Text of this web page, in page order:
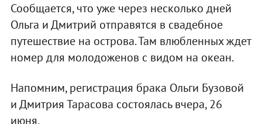
Сообщается, что уже через несколько дней
Ольга и Дмитрий отправятся в свадебное
путешествие на острова. Там влюбленных ждет
номер для молодоженов с видом на океан.
Напомним, регистрация брака Ольги Бузовой
и Дмитрия Тарасова состоялась вчера, 26
июня.